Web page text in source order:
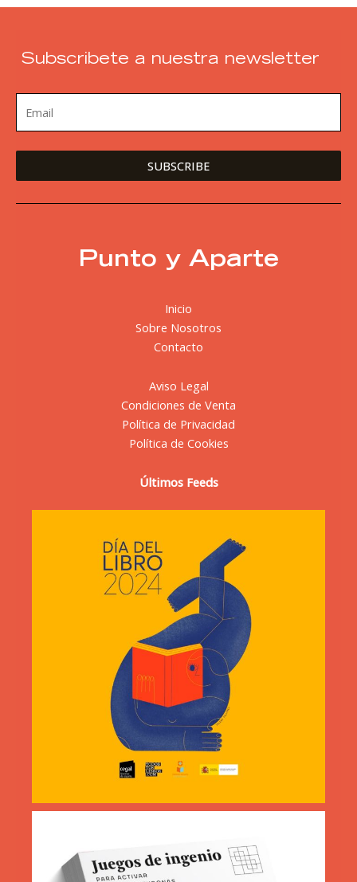
Subscribete a nuestra newsletter
Punto y Aparte
Inicio
Sobre Nosotros
Contacto
Aviso Legal
Condiciones de Venta
Política de Privacidad
Política de Cookies
Últimos Feeds